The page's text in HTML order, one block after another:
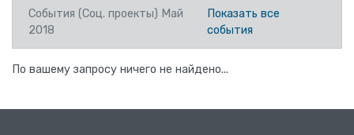
События (Соц. проекты) Май
2018
Показать все
события
По вашему запросу ничего не найдено...